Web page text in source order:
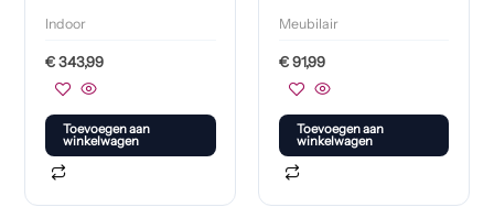
1400mm
Indoor
€343,99
Toevoegen aan
winkelwagen
Meubilair
€91,99
Toevoegen aan
winkelwagen